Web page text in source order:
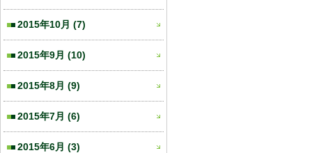
2015年10月 (7)
2015年9月 (10)
2015年8月 (9)
2015年7月 (6)
2015年6月 (3)